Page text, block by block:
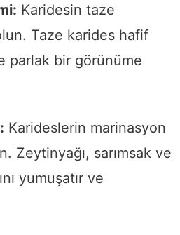
Karidesin taze
Taze karides hafif
parlak bir görünüme
Karideslerin marinasyon
Zeytinyağı, sarımsak ve
yumuşatır ve